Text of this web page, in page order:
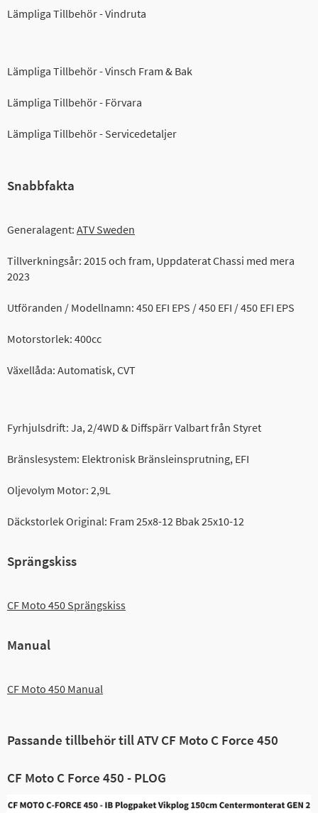
Lämpliga Tillbehör - Vindruta
Lämpliga Tillbehör - Vinsch Fram & Bak
Lämpliga Tillbehör - Förvara
Lämpliga Tillbehör - Servicedetaljer
Snabbfakta
Generalagent: ATV Sweden
Tillverkningsår: 2015 och fram, Uppdaterat Chassi med mera
2023
Utföranden / Modellnamn: 450 EFI EPS / 450 EFI / 450 EFI EPS
Motorstorlek: 400cc
Växellåda: Automatisk, CVT
Fyrhjulsdrift: Ja, 2/4WD & Diffspärr Valbart från Styret
Bränslesystem: Elektronisk Bränsleinsprutning, EFI
Oljevolym Motor: 2,9L
Däckstorlek Original: Fram 25x8-12 Bbak 25x10-12
Sprängskiss
CF Moto 450 Sprängskiss
Manual
CF Moto 450 Manual
Passande tillbehör till ATV CF Moto C Force 450
CF Moto C Force 450 - PLOG